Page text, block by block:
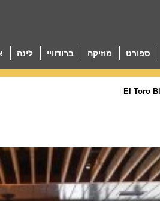
ספורט מוזיקה ברודוויי לינה